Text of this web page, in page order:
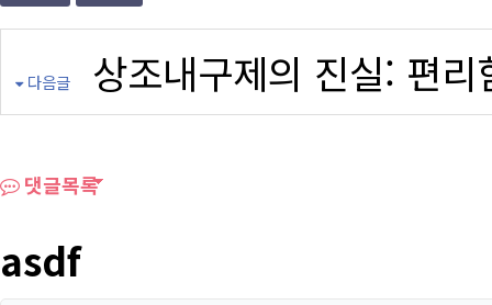
다음글 상조내구제의 진실: 편
댓글목록
asdf